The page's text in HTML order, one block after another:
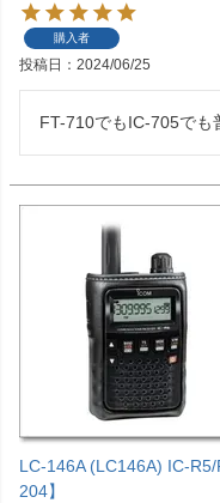
購入者
投稿日 2024/06/25
FT-710でもIC-705でも
LC-146A (LC146A) IC-
204】